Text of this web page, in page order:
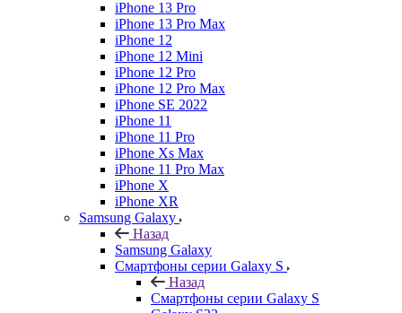
iPhone 13 Pro
iPhone 13 Pro Max
iPhone 12
iPhone 12 Mini
iPhone 12 Pro
iPhone 12 Pro Max
iPhone SE 2022
iPhone 11
iPhone 11 Pro
iPhone Xs Max
iPhone 11 Pro Max
iPhone X
iPhone XR
Samsung Galaxy
Назад
Samsung Galaxy
Смартфоны серии Galaxy S
Назад
Смартфоны серии Galaxy S